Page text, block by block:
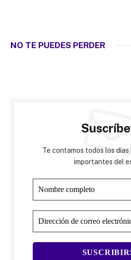
NO TE PUEDES PERDER
Te contamos todos los días
importantes del